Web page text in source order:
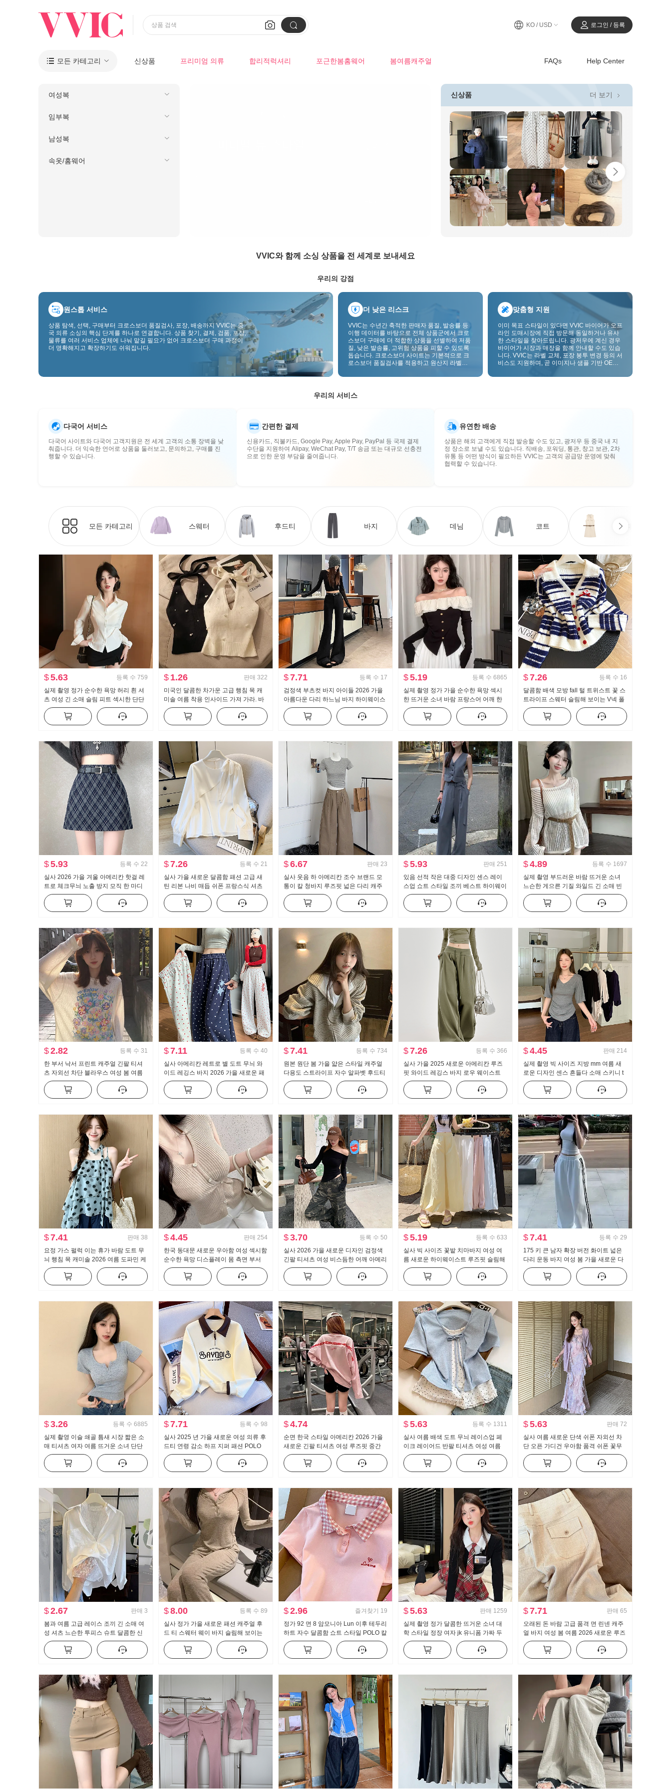
 
상품 검색 KO / USD 로그인 / 등록
 모든 카테고리 신상품 프리미엄 의류 합리적럭셔리 포근한봄홈웨어 봄여름캐주얼 FAQs Help Center
여성복
임부복
남성복
속옷/홈웨어
신상품 더 보기 
VVIC와 함께 소싱 상품을 전 세계로 보내세요
우리의 강점
원스톱 서비스
상품 탐색, 선택, 구매부터 크로스보더 품질검사, 포장, 배송까지 VVIC는 중
국 의류 소싱의 핵심 단계를 하나로 연결합니다. 상품 찾기, 결제, 검품, 포장,
물류를 여러 서비스 업체에 나눠 맡길 필요가 없어 크로스보더 구매 과정이
더 명확해지고 확장하기도 쉬워집니다.
더 낮은 리스크
VVIC는 수년간 축적한 판매자 품질, 발송률 등
이행 데이터를 바탕으로 전체 상품군에서 크로
스보더 구매에 더 적합한 상품을 선별하여 저품
질, 낮은 발송률, 고위험 상품을 피할 수 있도록
돕습니다. 크로스보더 사이트는 기본적으로 크
로스보더 품질검사를 적용하고 원산지 라벨을
낮춥니다.
맞춤형 지원
이미 목표 스타일이 있다면 VVIC 바이어가 오프
라인 도매시장에 직접 방문해 동일하거나 유사
한 스타일을 찾아드립니다. 광저우에 계신 경우
바이어가 시장과 매장을 함께 안내할 수도 있습
니다. VVIC는 라벨 교체, 포장 봉투 변경 등의 서
비스도 지원하며, 곧 이미지나 샘플 기반 OEM
를 비즈니스에 더 잘 맞는 공급망 역량으로 전환
우리의 서비스
다국어 서비스
다국어 사이트와 다국어 고객지원은 전 세계 고객의 소통 장벽을 낮
춰줍니다. 더 익숙한 언어로 상품을 둘러보고, 문의하고, 구매를 진
행할 수 있습니다.
간편한 결제
신용카드, 직불카드, Google Pay, Apple Pay, PayPal 등 국제 결제
수단을 지원하여 Alipay, WeChat Pay, T/T 송금 또는 대규모 선충전
으로 인한 운영 부담을 줄여줍니다.
유연한 배송
상품은 해외 고객에게 직접 발송할 수도 있고, 광저우 등 중국 내 지
정 장소로 보낼 수도 있습니다. 직배송, 포워딩, 통관, 창고 보관, 2차
유통 등 어떤 방식이 필요하든 VVIC는 고객의 공급망 운영에 맞춰
협력할 수 있습니다.
모든 카테고리 스웨터 후드티 바지 데님 코트 원피스
$5.63 등록 수 759
실제 촬영 정가 순수한 욕망 허리 흰 셔
츠 여성 긴 소매 슬림 피트 섹시한 단단
한 셔츠 ol 유니폼 경력 작업복
$ 1.26 판매 322
미국인 달콤한 차가운 고급 행침 목 캐
미솔 여름 착용 인사이드 가져 가라. 바
지를 입는 셔츠 뜨거운 소녀 뜨개질 튜
브 톱 맨위
$7.71 등록 수 17
검정색 부츠컷 바지 아이들 2026 가을
아름다운 다리 하느님 바지 하이웨이스
트 수퍼 모델 바지 몸매 가꾸기 신축성
캐주얼 나팔 슬랙스
$5.19 등록 수 6865
실제 촬영 정가 가을 순수한 욕망 섹시
한 뜨거운 소녀 바람 프랑스어 어깨 한
개 긴 소매 티셔츠 여자 프릴 허리 맨위
$7.26 등록 수 16
달콤함 배색 모방 fall 털 트위스트 꽃 스
트라이프 스웨터 슬림해 보이는 V넥 폴
로 칼라 레이스 니트 오픈 가디건
$5.93 등록 수 22
실사 2026 가을 겨울 아메리칸 핫걸 레
트로 체크무늬 노출 방지 모직 한 마디
반신 스커트 미니 스커트 벨트 포함
$7.26 등록 수 21
실사 가을 새로운 달콤함 패션 고급 새
틴 리본 나비 매듭 쉬폰 프랑스식 셔츠
여성 셔츠
$6.67 판매 23
실사 웃음 하 아메리칸 조수 브랜드 모
통이 칼 청바지 루즈핏 넓은 다리 캐주
얼 바지
$5.93 판매 251
있음 선적 작은 대중 디자인 센스 레이
스업 쇼트 스타일 조끼 베스트 하이웨이
스트 도루 센스 넓은 다리 캐주얼 바지
세트
$4.89 등록 수 1697
실제 촬영 부드러운 바람 뜨거운 소녀
느슨한 게으른 기질 와일드 긴 소매 빈
뜨개질 블라우스 캐미솔
$2.82 등록 수 31
한 부서 낙서 프린트 캐주얼 긴팔 티셔
츠 자외선 차단 블라우스 여성 봄 여름
루즈핏 느긋한 차가운 센스 라운드 넥
맨위
$7.11 등록 수 40
실사 아메리칸 레트로 별 도트 무늬 와
이드 레깅스 바지 2026 가을 새로운 패
션 루즈핏 슬림해 보이는 캐주얼 바지
$7.41 등록 수 734
원본 원단 봄 가을 얇은 스타일 캐주얼
다용도 스트라이프 자수 알파벳 후드티
재킷
$7.26 등록 수 366
실사 가을 2025 새로운 아메리칸 루즈
핏 와이드 레깅스 바지 로우 웨이스트
펌프 로프 캐주얼 바지 느긋한 도루 센
스 운동 바지
$4.45 판매 214
실제 촬영 빅 사이즈 지방 mm 여름 새
로운 디자인 센스 흔들다 소매 스키니 t
캐주얼 슬림해 보이는 몸매 가꾸기 만나
는 맨위
$7.41 판매 38
요정 가스 펄럭 이는 휴가 바람 도트 무
늬 행침 목 캐미솔 2026 여름 도파민 케
이크 퍼프 인형 셔츠 맨위
$4.45 판매 254
한국 동대문 새로운 우아함 여성 섹시함
순수한 욕망 디스플레이 몸 측면 부서
버클 반팔 니트 티셔츠 맨위
$3.70 등록 수 50
실사 2026 가을 새로운 디자인 검정색
긴팔 티셔츠 여성 비스듬한 어깨 아메리
칸 핫걸 오프숄더 오프숄더 맨위
$5.19 등록 수 633
실사 빅 사이즈 꽃밭 치마바지 여성 여
름 새로운 하이웨이스트 루즈핏 슬림해
보이는 도루 센스 배기 바지 캐주얼 와
이드 레그 팬츠
$7.41 등록 수 29
175 키 큰 남자 확장 버전 화이트 넓은
다리 운동 바지 여성 봄 가을 새로운 다
용도 스트라이프 캐주얼 바닥 청소 바지
$3.26 등록 수 6885
실제 촬영 이슬 쇄골 틈새 시장 짧은 소
매 티셔츠 여자 여름 뜨거운 소녀 단단
한 새로운 버튼 디자인 센스 짧은 단락
맨위
$7.71 등록 수 98
실사 2025 년 가을 새로운 여성 의류 후
드티 연령 감소 하프 지퍼 패션 POLO
칼라 캐주얼 다용도 슬림해 보이는
$4.74
순면 한국 스타일 아메리칸 2026 가을
새로운 긴팔 티셔츠 여성 루즈핏 중간
길이 핑크색 알파벳 핫걸 맨위
$5.63 등록 수 1311
실사 여름 배색 도트 무늬 레이스업 페
이크 레이어드 반팔 티셔츠 여성 여름
새로운 달콤한 스타일 작은 대중 맨위
$5.63 판매 72
실사 여름 새로운 단색 쉬폰 자외선 차
단 오픈 가디건 우아함 품격 쉬폰 꽃무
늬 여성 드레스 투피스 세트
$2.67 판매 3
봄과 여름 고급 레이스 조끼 긴 소매 여
성 셔츠 느슨한 투피스 슈트 달콤한 신
선한
$8.00 등록 수 89
실사 정가 가을 새로운 패션 캐주얼 후
드 티 스웨터 웨이 바지 슬림해 보이는
세트 스포츠 슈트 여성 트렌디
$2.96 즐겨찾기 19
정가 92 면 8 암모니아 Lun 이후 테두리
하트 자수 달콤함 쇼트 스타일 POLO 칼
라 티셔츠 몸매 가꾸기 작은 키 트렌디
$5.63 판매 1259
실제 촬영 정가 달콤한 뜨거운 소녀 대
학 스타일 정장 여자 jk 유니폼 가짜 두
조각 순수한 욕망 맨위 하프 바디 퀼로
트 2 피스 세트
$7.71 판매 65
오래된 돈 바람 고급 품격 면 린넨 캐주
얼 바지 여성 봄 여름 2026 새로운 루즈
핏 슬림해 보이는 얇고 가벼운 스트레이
트 팬츠